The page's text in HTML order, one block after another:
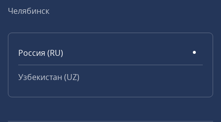
Челябинск
Россия (RU)
Узбекистан (UZ)